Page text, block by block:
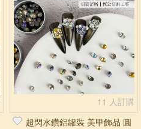
11 人訂購
超閃水鑽鋁罐裝 美甲飾品 圓